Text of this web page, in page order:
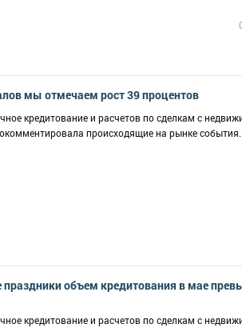
мы отмечаем рост 39 процентов
кредитование и расчетов по сделкам с
происходящие на рынке события.
объем кредитования в мае
кредитование и расчетов по сделкам с